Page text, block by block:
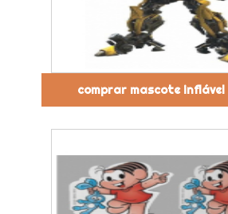
comprar mascote inflável